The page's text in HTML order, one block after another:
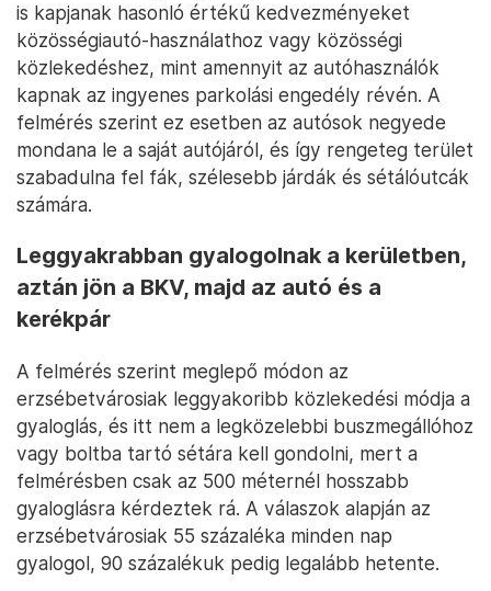
is kapjanak hasonló értékű kedvezményeket
közösségiautó-használathoz vagy közösségi
közlekedéshez, mint amennyit az autóhasználók
kapnak az ingyenes parkolási engedély révén. A
felmérés szerint ez esetben az autósok negyede
mondana le a saját autójáról, és így rengeteg terület
szabadulna fel fák, szélesebb járdák és sétálóutcák
számára.
Leggyakrabban gyalogolnak a kerületben,
aztán jön a BKV, majd az autó és a
kerékpár
A felmérés szerint meglepő módon az
erzsébetvárosiak leggyakoribb közlekedési módja a
gyaloglás, és itt nem a legközelebbi buszmegállóhoz
vagy boltba tartó sétára kell gondolni, mert a
felmérésben csak az 500 méternél hosszabb
gyaloglásra kérdeztek rá. A válaszok alapján az
erzsébetvárosiak 55 százaléka minden nap
gyalogol, 90 százalékuk pedig legalább hetente.